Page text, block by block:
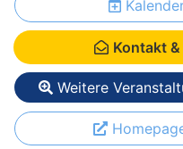
Kontakt
Weitere